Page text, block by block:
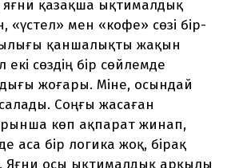
яғни қазақша ықтималдық
«үстел» мен «кофе» сөзі бір-
қаншалықты жақын
сөздің бір сөйлемде
жоғары. Міне, осындай
Соңғы жасаған
көп ақпарат жинап,
аса бір логика жоқ, бірақ
Яғни осы ықтималдық арқылы